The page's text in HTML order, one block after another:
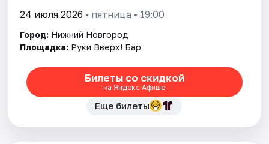
24 июля 2026 • пятница • 19:00
Город: Нижний Новгород
Площадка: Руки Вверх! Бар
Билеты со скидкой
на Яндекс Афише
Еще билеты